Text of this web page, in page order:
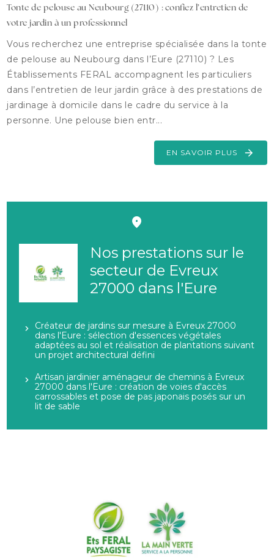
Tonte de pelouse au Neubourg (27110) : confiez l’entretien de
votre jardin à un professionnel
Vous recherchez une entreprise spécialisée dans la tonte
de pelouse au Neubourg dans l’Eure (27110) ? Les
Établissements FERAL accompagnent les particuliers
dans l’entretien de leur jardin grâce à des prestations de
jardinage à domicile dans le cadre du service à la
personne. Une pelouse bien entr...
EN SAVOIR PLUS
Nos prestations sur le
secteur de Evreux
27000 dans l'Eure
Créateur de jardins sur mesure à Evreux 27000
dans l'Eure : sélection d'essences végétales
adaptées au sol et réalisation de plantations suivant
un projet architectural défini
Artisan jardinier aménageur de chemins à Evreux
27000 dans l'Eure : création de voies d'accès
carrossables et pose de pas japonais posés sur un
lit de sable